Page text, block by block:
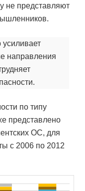
не представляют
направления
по типу
представлено
ОС, для
с 2006 по 2012